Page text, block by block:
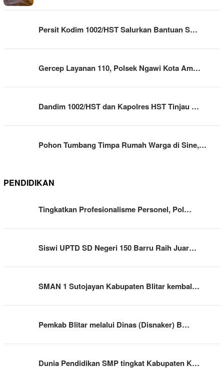
Persit Kodim 1002/HST Salurkan Bantuan S…
Gercep Layanan 110, Polsek Ngawi Kota Am…
Dandim 1002/HST dan Kapolres HST Tinjau …
Pohon Tumbang Timpa Rumah Warga di Sine,…
PENDIDIKAN
Tingkatkan Profesionalisme Personel, Pol…
Siswi UPTD SD Negeri 150 Barru Raih Juar…
SMAN 1 Sutojayan Kabupaten Blitar kembal…
Pemkab Blitar melalui Dinas (Disnaker) B…
Dunia Pendidikan SMP tingkat Kabupaten K…